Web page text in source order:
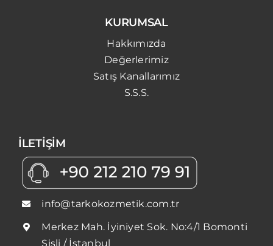
KURUMSAL
Hakkımızda
Değerlerimiz
Satış Kanallarımız
S.S.S.
İLETİŞİM
info@tarkokozmetik.com.tr
Merkez Mah. İyiniyet Sok. No:4/1 Bomonti
Şişli / İstanbul